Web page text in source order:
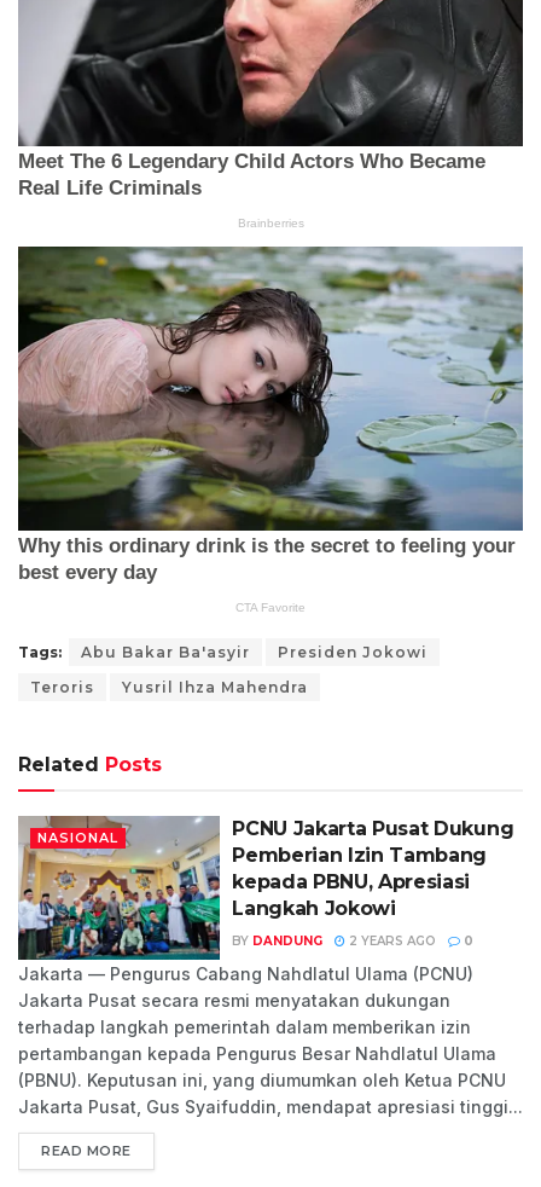
Tags: Abu Bakar Ba'asyir
Presiden Jokowi
Teroris
Yusril Ihza Mahendra
Related Posts
NASIONAL
PCNU Jakarta Pusat Dukung
Pemberian Izin Tambang
kepada PBNU, Apresiasi
Langkah Jokowi
BY DANDUNG 2 YEARS AGO 0
Jakarta — Pengurus Cabang Nahdlatul Ulama (PCNU)
Jakarta Pusat secara resmi menyatakan dukungan
terhadap langkah pemerintah dalam memberikan izin
pertambangan kepada Pengurus Besar Nahdlatul Ulama
(PBNU). Keputusan ini, yang diumumkan oleh Ketua PCNU
Jakarta Pusat, Gus Syaifuddin, mendapat apresiasi tinggi...
READ MORE